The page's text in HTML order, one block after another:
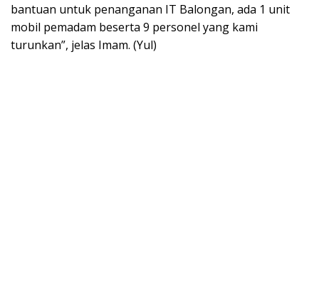
bantuan untuk penanganan IT Balongan, ada 1 unit
mobil pemadam beserta 9 personel yang kami
turunkan”, jelas Imam. (Yul)